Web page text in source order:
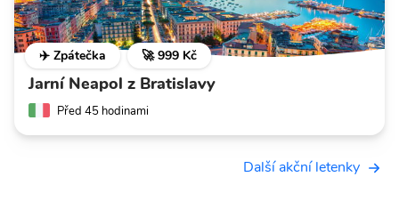
✈️ Zpátečka 🚀 999 Kč
Jarní Neapol z Bratislavy
Před 45 hodinami
Další akční letenky